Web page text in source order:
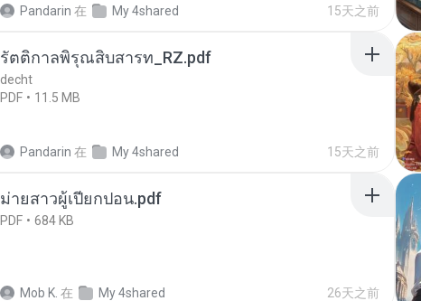
Pandarin 在 My 4shared 15天之前
รัตติกาลพิรุณสิบสารท_RZ.pdf
decht
PDF
11.5 MB
Pandarin 在 My 4shared 15天之前
ม่ายสาวผู้เปียกปอน.pdf
PDF 684 KB
Mob K. 在 My 4shared 26天之前